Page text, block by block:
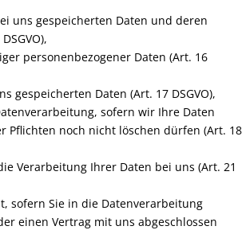
uns gespeicherten Daten und deren
personenbezogener Daten (Art. 16
gespeicherten Daten (Art. 17 DSGVO),
sofern wir Ihre Daten
Pflichten noch nicht löschen dürfen (Art. 18
Verarbeitung Ihrer Daten bei uns (Art. 21
sofern Sie in die Datenverarbeitung
einen Vertrag mit uns abgeschlossen